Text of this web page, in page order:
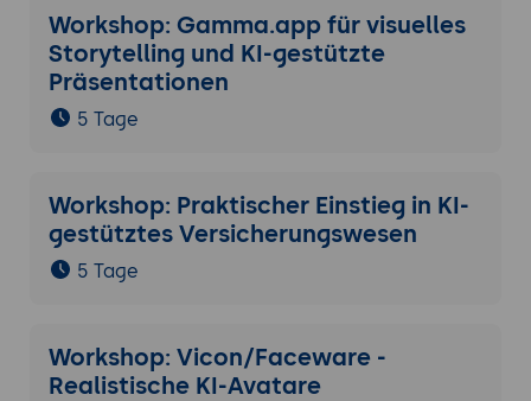
Workshop: Gamma.app für visuelles
Storytelling und KI-gestützte
Präsentationen
5 Tage
Workshop: Praktischer Einstieg in KI-
gestütztes Versicherungswesen
5 Tage
Workshop: Vicon/Faceware -
Realistische KI-Avatare